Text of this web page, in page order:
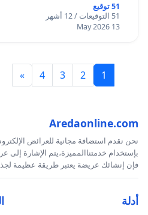
51 توقيع
51 التوقيعات / 12 أشهر
13 May 2026
1
2
3
4
»
Aredaonline.com
نحن نقدم استضافة مجانية للعرائض
بإستخدام خدمتناالمميزة،يتم الإشارة إلى
فإن إنشائك عريضة يعتبر طريقة عظيمة
أدلة